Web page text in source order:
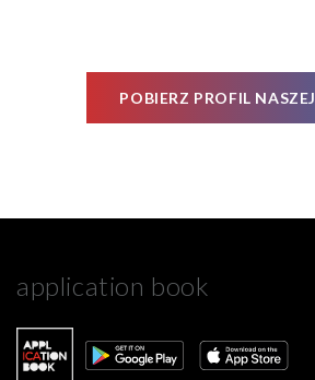
POBIERZ PROFIL
application book